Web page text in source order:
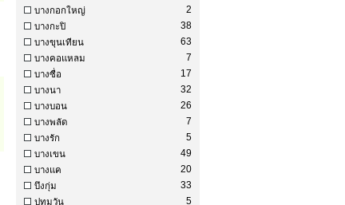
2
บางกอกใหญ่
38
บางกะปิ
63
บางขุนเทียน
7
บางคอแหลม
17
บางซื่อ
32
บางนา
26
บางบอน
7
บางพลัด
5
บางรัก
49
บางเขน
20
บางแค
33
บึงกุ่ม
5
ปทุมวัน